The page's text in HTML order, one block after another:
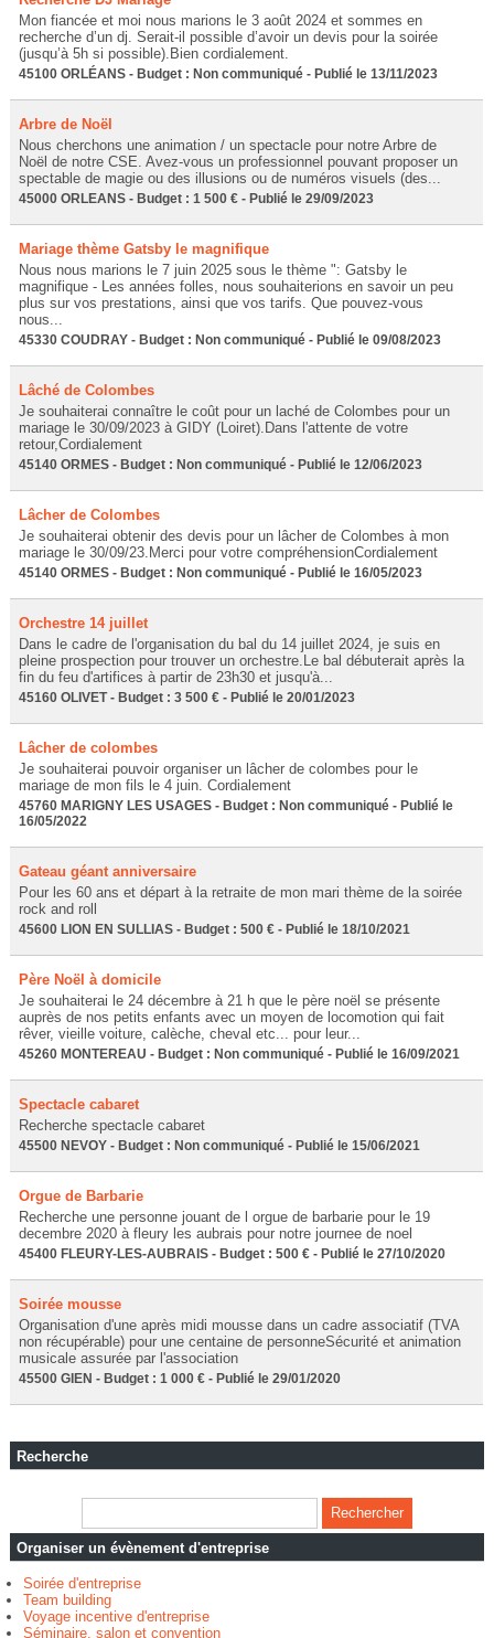
Mon fiancée et moi nous marions le 3 août 2024 et sommes en
recherche d’un dj. Serait-il possible d’avoir un devis pour la soirée
(jusqu’à 5h si possible).Bien cordialement.
45100 ORLÉANS - Budget : Non communiqué - Publié le 13/11/2023
Arbre de Noël
Nous cherchons une animation / un spectacle pour notre Arbre de
Noël de notre CSE. Avez-vous un professionnel pouvant proposer un
spectable de magie ou des illusions ou de numéros visuels (des...
45000 ORLEANS - Budget : 1 500 € - Publié le 29/09/2023
Mariage thème Gatsby le magnifique
Nous nous marions le 7 juin 2025 sous le thème ": Gatsby le
magnifique - Les années folles, nous souhaiterions en savoir un peu
plus sur vos prestations, ainsi que vos tarifs. Que pouvez-vous
nous...
45330 COUDRAY - Budget : Non communiqué - Publié le 09/08/2023
Lâché de Colombes
Je souhaiterai connaître le coût pour un laché de Colombes pour un
mariage le 30/09/2023 à GIDY (Loiret).Dans l'attente de votre
retour,Cordialement
45140 ORMES - Budget : Non communiqué - Publié le 12/06/2023
Lâcher de Colombes
Je souhaiterai obtenir des devis pour un lâcher de Colombes à mon
mariage le 30/09/23.Merci pour votre compréhensionCordialement
45140 ORMES - Budget : Non communiqué - Publié le 16/05/2023
Orchestre 14 juillet
Dans le cadre de l'organisation du bal du 14 juillet 2024, je suis en
pleine prospection pour trouver un orchestre.Le bal débuterait après la
fin du feu d'artifices à partir de 23h30 et jusqu'à...
45160 OLIVET - Budget : 3 500 € - Publié le 20/01/2023
Lâcher de colombes
Je souhaiterai pouvoir organiser un lâcher de colombes pour le
mariage de mon fils le 4 juin. Cordialement
45760 MARIGNY LES USAGES - Budget : Non communiqué - Publié le
16/05/2022
Gateau géant anniversaire
Pour les 60 ans et départ à la retraite de mon mari thème de la soirée
rock and roll
45600 LION EN SULLIAS - Budget : 500 € - Publié le 18/10/2021
Père Noël à domicile
Je souhaiterai le 24 décembre à 21 h que le père noël se présente
auprès de nos petits enfants avec un moyen de locomotion qui fait
rêver, vieille voiture, calèche, cheval etc... pour leur...
45260 MONTEREAU - Budget : Non communiqué - Publié le 16/09/2021
Spectacle cabaret
Recherche spectacle cabaret
45500 NEVOY - Budget : Non communiqué - Publié le 15/06/2021
Orgue de Barbarie
Recherche une personne jouant de l orgue de barbarie pour le 19
decembre 2020 à fleury les aubrais pour notre journee de noel
45400 FLEURY-LES-AUBRAIS - Budget : 500 € - Publié le 27/10/2020
Soirée mousse
Organisation d'une après midi mousse dans un cadre associatif (TVA
non récupérable) pour une centaine de personneSécurité et animation
musicale assurée par l'association
45500 GIEN - Budget : 1 000 € - Publié le 29/01/2020
Recherche
Organiser un évènement d'entreprise
Soirée d'entreprise
Team building
Voyage incentive d'entreprise
Séminaire, salon et convention